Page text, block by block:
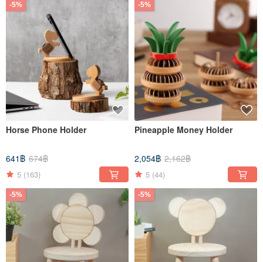
-5%
Horse Phone Holder
641฿ 674฿
5 (163)
-5%
Pineapple Money Holder
2,054฿ 2,162฿
5 (44)
-5% -5%